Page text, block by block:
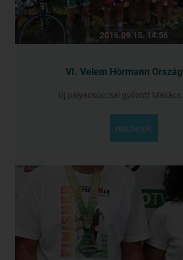
2016.09.15. 14:56
VI. Velem Hörmann
Új pályacsúccsal győzött Makács
részletek